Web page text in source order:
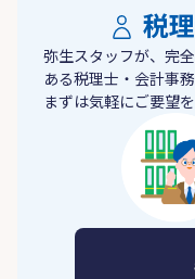
税
弥生スタッフが、完
ある税理士・会計事
まずは気軽にご要望